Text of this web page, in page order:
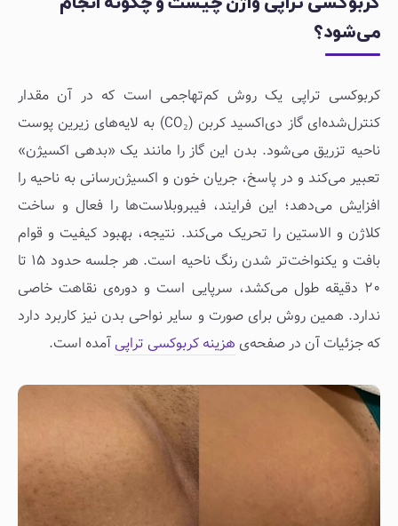
می‌شود؟
کربوکسی تراپی یک روش کم‌تهاجمی است که در آن مقدار
کنترل‌شده‌ای گاز دی‌اکسید کربن (CO₂) به لایه‌های زیرین پوست
ناحیه تزریق می‌شود. بدن این گاز را مانند یک «بدهی اکسیژن»
تعبیر می‌کند و در پاسخ، جریان خون و اکسیژن‌رسانی به ناحیه را
افزایش می‌دهد؛ این فرایند، فیبروبلاست‌ها را فعال و ساخت
کلاژن و الاستین را تحریک می‌کند. نتیجه، بهبود کیفیت و قوام
بافت و یکنواخت‌تر شدن رنگ ناحیه است. هر جلسه حدود ۱۵ تا
۲۰ دقیقه طول می‌کشد، سرپایی است و دوره‌ی نقاهت خاصی
ندارد. همین روش برای صورت و سایر نواحی بدن نیز کاربرد دارد
که جزئیات آن در صفحه‌ی هزینه کربوکسی تراپی آمده است.